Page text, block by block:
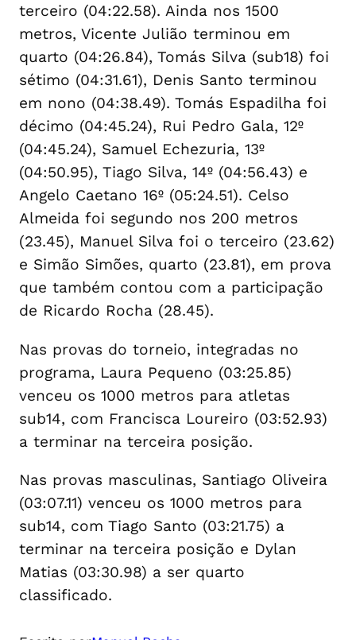
terceiro (04:22.58). Ainda nos 1500
metros, Vicente Julião terminou em
quarto (04:26.84), Tomás Silva (sub18) foi
sétimo (04:31.61), Denis Santo terminou
em nono (04:38.49). Tomás Espadilha foi
décimo (04:45.24), Rui Pedro Gala, 12º
(04:45.24), Samuel Echezuria, 13º
(04:50.95), Tiago Silva, 14º (04:56.43) e
Angelo Caetano 16º (05:24.51). Celso
Almeida foi segundo nos 200 metros
(23.45), Manuel Silva foi o terceiro (23.62)
e Simão Simões, quarto (23.81), em prova
que também contou com a participação
de Ricardo Rocha (28.45).
Nas provas do torneio, integradas no
programa, Laura Pequeno (03:25.85)
venceu os 1000 metros para atletas
sub14, com Francisca Loureiro (03:52.93)
a terminar na terceira posição.
Nas provas masculinas, Santiago Oliveira
(03:07.11) venceu os 1000 metros para
sub14, com Tiago Santo (03:21.75) a
terminar na terceira posição e Dylan
Matias (03:30.98) a ser quarto
classificado.